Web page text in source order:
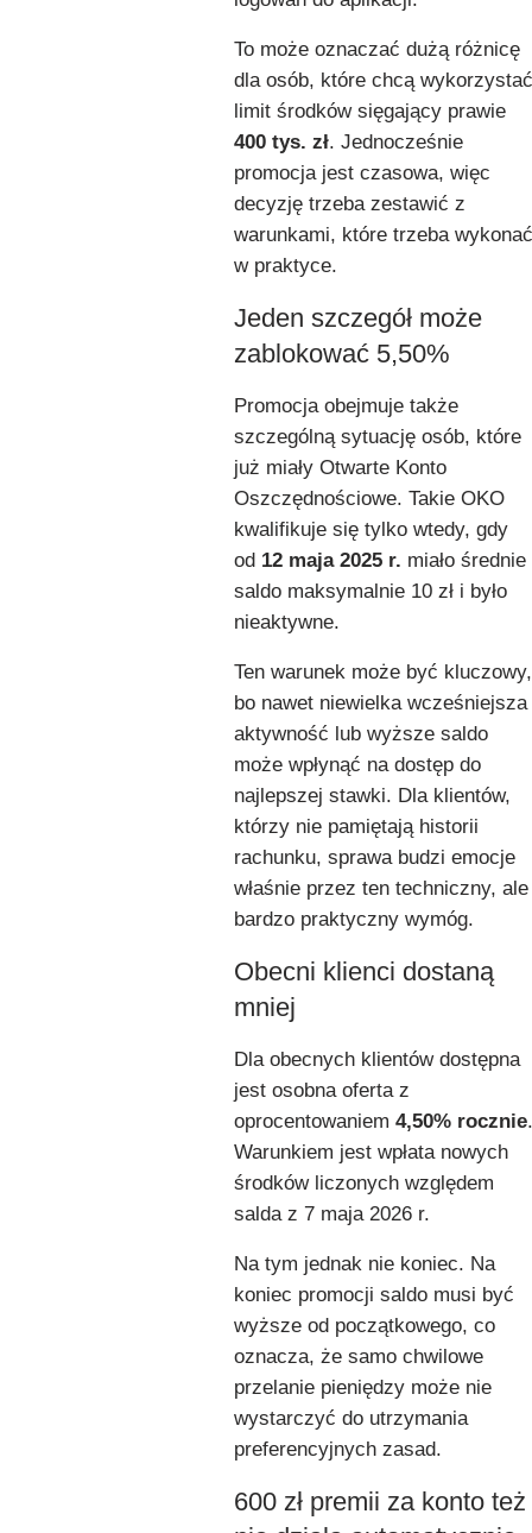
To może oznaczać dużą różnicę
dla osób, które chcą wykorzystać
limit środków sięgający prawie
400 tys. zł. Jednocześnie
promocja jest czasowa, więc
decyzję trzeba zestawić z
warunkami, które trzeba wykonać
w praktyce.
Jeden szczegół może
zablokować 5,50%
Promocja obejmuje także
szczególną sytuację osób, które
już miały Otwarte Konto
Oszczędnościowe. Takie OKO
kwalifikuje się tylko wtedy, gdy
od 12 maja 2025 r. miało średnie
saldo maksymalnie 10 zł i było
nieaktywne.
Ten warunek może być kluczowy,
bo nawet niewielka wcześniejsza
aktywność lub wyższe saldo
może wpłynąć na dostęp do
najlepszej stawki. Dla klientów,
którzy nie pamiętają historii
rachunku, sprawa budzi emocje
właśnie przez ten techniczny, ale
bardzo praktyczny wymóg.
Obecni klienci dostaną
mniej
Dla obecnych klientów dostępna
jest osobna oferta z
oprocentowaniem 4,50% rocznie.
Warunkiem jest wpłata nowych
środków liczonych względem
salda z 7 maja 2026 r.
Na tym jednak nie koniec. Na
koniec promocji saldo musi być
wyższe od początkowego, co
oznacza, że samo chwilowe
przelanie pieniędzy może nie
wystarczyć do utrzymania
preferencyjnych zasad.
600 zł premii za konto też